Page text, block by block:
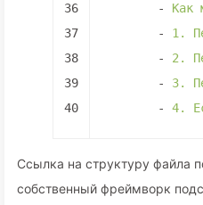
36
37
38
39
40
-
Как
-
1 .
-
2 .
-
3.
-
4.
Ссылка на структуру файла
собственный фреймворк